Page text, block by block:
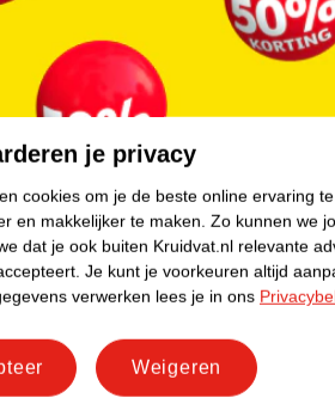
3,9
boterhamworst voor 1 boterham2,2
zijn natuurlijk makkelijk mee te
voor jezelf koken. Hieronder geven
recepten:
van bonen en tomaat
spinazie, kaas en gebakken aardappels
met tonijn en ansjovis
met rijst
je privacy
cookies om je de beste online ervaring
en makkelijker te maken. Zo kunnen we
dat je ook buiten Kruidvat.nl relevante
Je kunt je voorkeuren altijd
verwerken lees je in ons
Weigeren